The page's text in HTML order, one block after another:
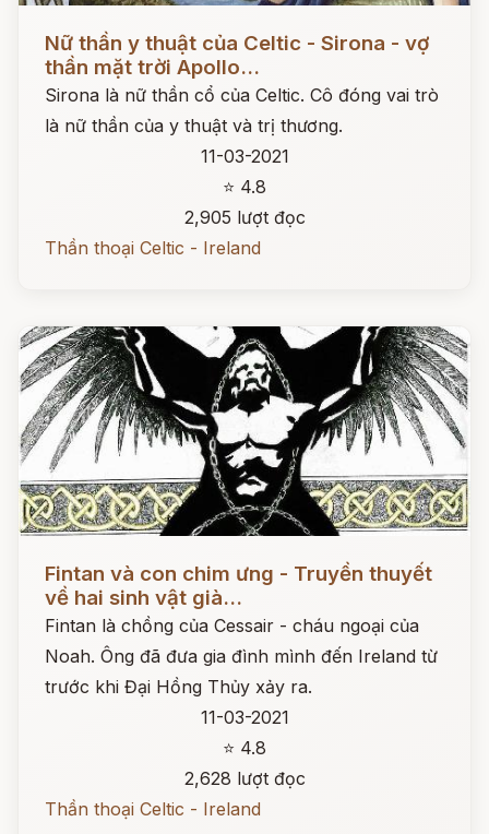
Nữ thần y thuật của Celtic - Sirona - vợ
thần mặt trời Apollo...
Sirona là nữ thần cổ của Celtic. Cô đóng vai trò
là nữ thần của y thuật và trị thương.
11-03-2021
⭐ 4.8
2,905 lượt đọc
Thần thoại Celtic - Ireland
Fintan và con chim ưng - Truyền thuyết
về hai sinh vật già...
Fintan là chồng của Cessair - cháu ngoại của
Noah. Ông đã đưa gia đình mình đến Ireland từ
trước khi Đại Hồng Thủy xảy ra.
11-03-2021
⭐ 4.8
2,628 lượt đọc
Thần thoại Celtic - Ireland